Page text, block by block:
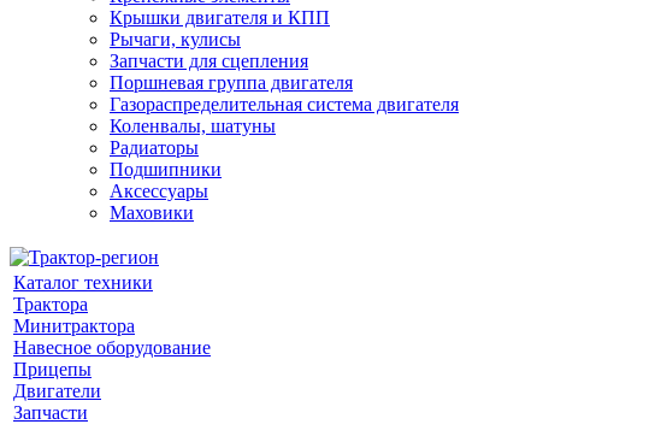
Крышки двигателя и КПП
Рычаги, кулисы
Запчасти для сцепления
Поршневая группа двигателя
Газораспределительная система двигателя
Коленвалы, шатуны
Радиаторы
Подшипники
Аксессуары
Маховики
Каталог техники
Трактора
Минитрактора
Навесное оборудование
Прицепы
Двигатели
Запчасти